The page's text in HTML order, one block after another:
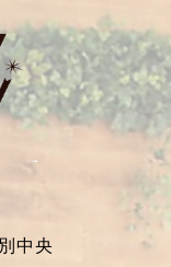
中央